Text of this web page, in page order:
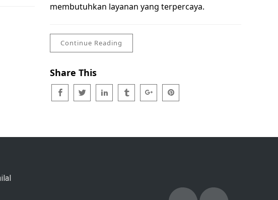
membutuhkan layanan yang terpercaya.
Continue Reading
Share This